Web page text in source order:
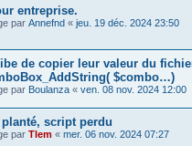
entreprise.
par Annefnd « jeu. 19 déc. 2024 23:50
de copier leur valeur du
$combo…)
par Boulanza « ven. 08 nov. 2024 12:00
script perdu
par Tlem « mer. 06 nov. 2024 07:27